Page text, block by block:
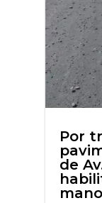
Por
de
mano